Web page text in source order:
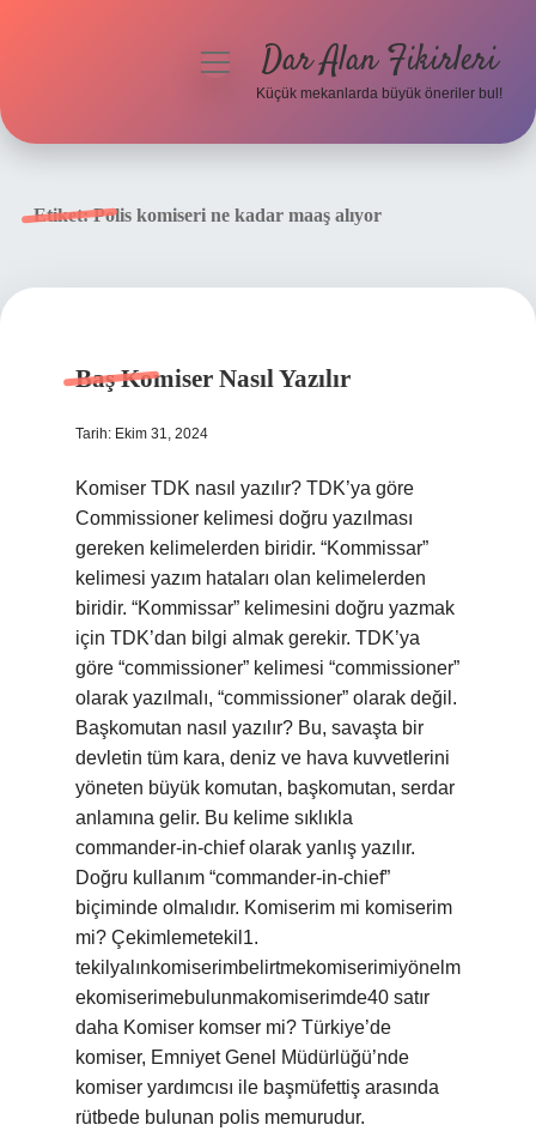
menüyüDar Alan Fikirleri
Küçük mekanlarda büyük öneriler bul!
Etiket:Polis komiseri ne kadar maaş alıyor
Baş Komiser Nasıl Yazılır
Tarih: Ekim 31, 2024
Komiser TDK nasıl yazılır? TDK’ya göre
Commissioner kelimesi doğru yazılması
gereken kelimelerden biridir. “Kommissar”
kelimesi yazım hataları olan kelimelerden
biridir. “Kommissar” kelimesini doğru yazmak
için TDK’dan bilgi almak gerekir. TDK’ya
göre “commissioner” kelimesi “commissioner”
olarak yazılmalı, “commissioner” olarak değil.
Başkomutan nasıl yazılır? Bu, savaşta bir
devletin tüm kara, deniz ve hava kuvvetlerini
yöneten büyük komutan, başkomutan, serdar
anlamına gelir. Bu kelime sıklıkla
commander-in-chief olarak yanlış yazılır.
Doğru kullanım “commander-in-chief”
biçiminde olmalıdır. Komiserim mi komiserim
mi? Çekimlemetekil1.
tekilyalınkomiserimbelirtmekomiserimiyönelm
ekomiserimebulunmakomiserimde40 satır
daha Komiser komser mi? Türkiye’de
komiser, Emniyet Genel Müdürlüğü’nde
komiser yardımcısı ile başmüfettiş arasında
rütbede bulunan polis memurudur.